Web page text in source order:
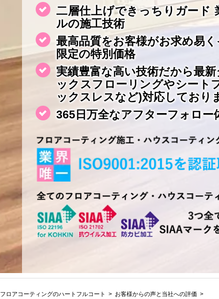
二層仕上げできっちりガード
ルの施工技術
最高品質をお客様がお求め易
限定の特別価格
実績豊富な高い技術だから最
ックスフローリングやシート
ックスレスなど)対応しており
365日万全なアフターフォロー
フロアコーティングのハートフルコート
お客様からの声と当社への評価